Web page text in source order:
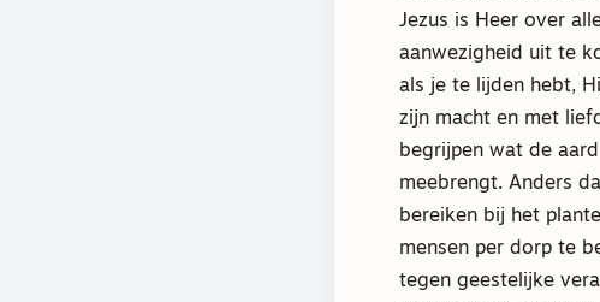
Jezus is Heer over
aanwezigheid uit te
als je te lijden hebt,
zijn macht en met
begrijpen wat de
meebrengt. Anders
bereiken bij het
mensen per dorp te
tegen geestelijke